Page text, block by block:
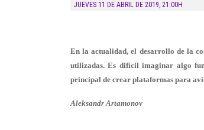
JUEVES 11 DE ABRIL DE 2019, 21:00H
En la actualidad, el desarrollo de la
utilizadas. Es difícil imaginar algo
principal de crear plataformas para
Aleksandr Artamonov